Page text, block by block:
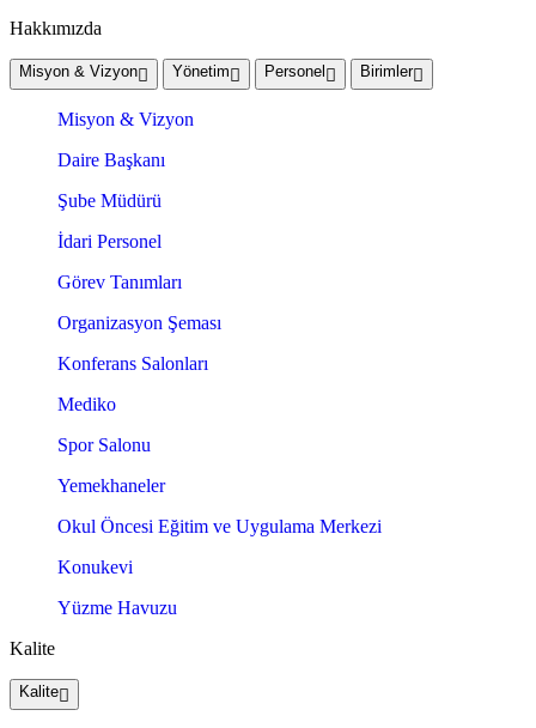
Hakkımızda
Misyon & Vizyon Yönetim Personel Birimler
Misyon & Vizyon
Daire Başkanı
Şube Müdürü
İdari Personel
Görev Tanımları
Organizasyon Şeması
Konferans Salonları
Mediko
Spor Salonu
Yemekhaneler
Okul Öncesi Eğitim ve Uygulama Merkezi
Konukevi
Yüzme Havuzu
Kalite
Kalite